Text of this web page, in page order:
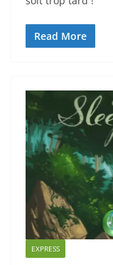
Read More
EXPRESS